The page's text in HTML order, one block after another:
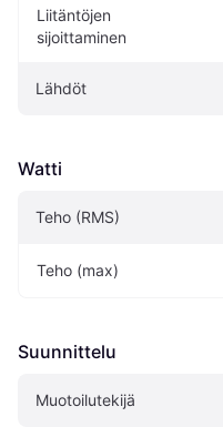
Liitäntöjen
sijoittaminen
Lähdöt
Watti
Teho (RMS)
Teho (max)
Suunnittelu
Muotoilutekijä